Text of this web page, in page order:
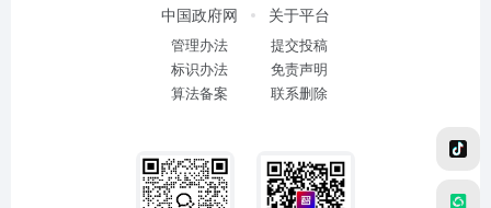
中国政府网
管理办法
标识办法
算法备案
关于平台
提交投稿
免责声明
联系删除